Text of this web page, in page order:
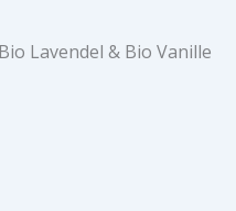
Lavendel & Bio Vanille